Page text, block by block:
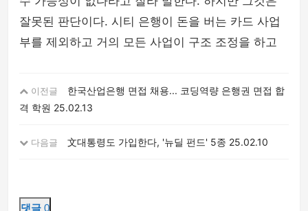
잘못된 판단이다. 시티 은행이 돈을 버는 카드 사업
부를 제외하고 거의 모든 사업이 구조 조정을 하고
이전글
한국산업은행 면접 채용... 코딩역량 은행권 면접 합
격 학원 25.02.13
다음글 文대통령도 가입한다, '뉴딜 펀드' 5종 25.02.10
댓글 0